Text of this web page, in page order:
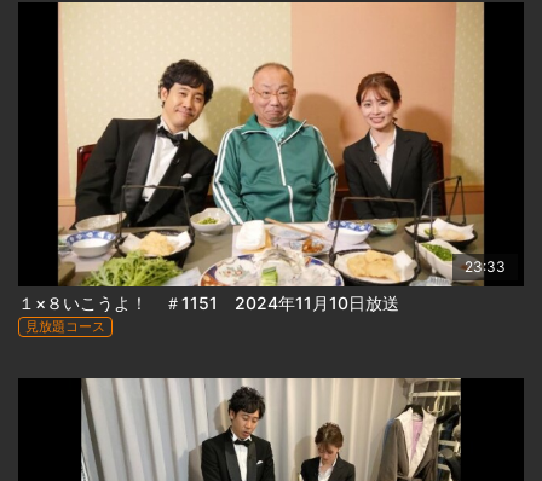
23:33
１×８いこうよ！ ＃1151 2024年11月10日放送
見放題コース